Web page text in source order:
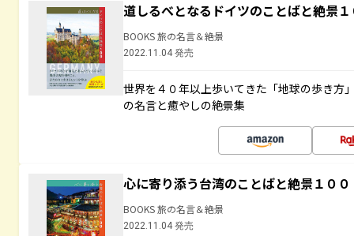
道しるべとなるドイツのことばと絶景
BOOKS 旅の名言＆絶景
2022.11.04 発売
世界を４０年以上歩いてきた「地球の歩き方
の名言と癒やしの絶景集
心に寄り添う台湾のことばと絶景１００
BOOKS 旅の名言＆絶景
2022.11.04 発売